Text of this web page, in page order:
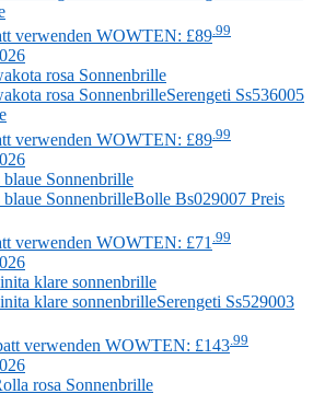
verwenden WOWTEN: £89.99
Serengeti Ss536005
verwenden WOWTEN: £89 .99
Bolle Bs029007 Preis
verwenden WOWTEN: £71 .99
Serengeti Ss529003
verwenden WOWTEN: £143.99